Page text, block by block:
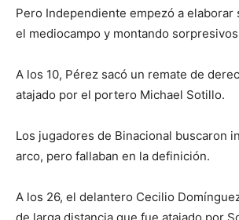
Pero Independiente empezó a elaborar
el mediocampo y montando
A los 10, Pérez sacó un remate de
atajado por el portero Michael Sotillo.
Los jugadores de Binacional buscaron
arco, pero fallaban en la definición.
A los 26, el delantero Cecilio